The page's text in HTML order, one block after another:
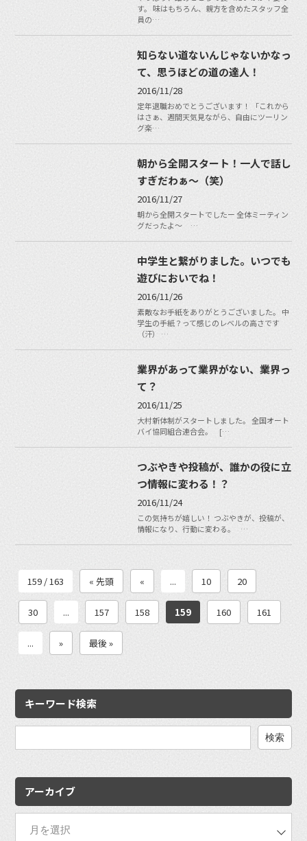
す。 味はもちろん、親方を含めたスタッフ全
員の…
知らない道ないんじゃないかなっ
て、思うほどの道の達人！
2016/11/28
定年退職おめでとうございます！ 「これから
はさぁ、週間天気見ながら、自由にツーリン
グ楽…
朝から全開スタート！一人で話し
すぎだわぁ〜（笑）
2016/11/27
朝から全開スタートでしたー 全体ミーティン
グだったよ〜 …
中学生と繋がりました。いつでも
遊びにおいでね！
2016/11/26
素敵なお手紙をありがとうございました。 中
学生の手紙？って感じのレベルの高さです
（汗） …
業界があって業界がない、業界っ
て？
2016/11/25
大村新体制がスタートしました。 全国オート
バイ協同組合連合会。 […
つぶやきや投稿が、誰かの役に立
つ情報に変わる！？
2016/11/24
この気持ちが嬉しい！ つぶやきが、投稿が、
情報になり、行動に変わる。 …
159 / 163 « 先頭 « ... 10 20
30 ... 157 158 159 160 161
... » 最後 »
キーワード検索
アーカイブ